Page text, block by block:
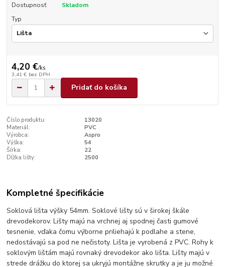
Dostupnosť
Skladom
Typ
4,20 €/ks
3,41 € bez DPH
Pridať do košíka
Číslo produktu:
13020
Materiál:
PVC
Výrobca:
Aspro
Výška:
54
Šírka:
22
Dĺžka lišty:
2500
Kompletné špecifikácie
Soklová lišta výšky 54mm. Soklové lišty sú v širokej škále
drevodekorov. Lišty majú na vrchnej aj spodnej časti gumové
tesnenie, vďaka čomu výborne priliehajú k podlahe a stene,
nedostávajú sa pod ne nečistoty. Lišta je vyrobená z PVC. Rohy k
soklovým lištám majú rovnaký drevodekor ako lišta. Lišty majú v
strede drážku do ktorej sa ukryjú montážne skrutky a je ju možné